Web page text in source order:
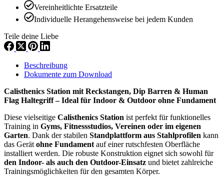
Vereinheitlichte Ersatzteile
Individuelle Herangehensweise bei jedem Kunden
Teile deine Liebe
Beschreibung
Dokumente zum Download
Calisthenics Station mit Reckstangen, Dip Barren & Human
Flag Haltegriff – Ideal für Indoor & Outdoor ohne Fundament
Diese vielseitige Calisthenics Station ist perfekt für funktionelles
Training in Gyms, Fitnessstudios, Vereinen oder im eigenen
Garten. Dank der stabilen Standplattform aus Stahlprofilen kann
das Gerät ohne Fundament auf einer rutschfesten Oberfläche
installiert werden. Die robuste Konstruktion eignet sich sowohl für
den Indoor- als auch den Outdoor-Einsatz und bietet zahlreiche
Trainingsmöglichkeiten für den gesamten Körper.